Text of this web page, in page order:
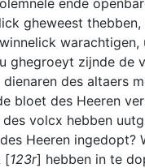
ende
gheweest
warachtigen,
ghegroeyt zijnde de
des altaers
bloet des Heeren
volcx hebben
Heeren ingedopt?
[123r] hebben in te